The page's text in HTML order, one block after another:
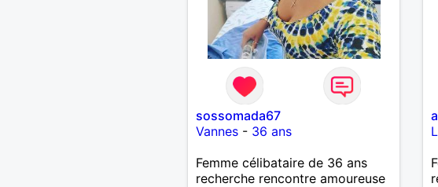
sossomada67
Vannes- 36 ans
Femme célibataire de 36 ans
recherche rencontre amoureuse